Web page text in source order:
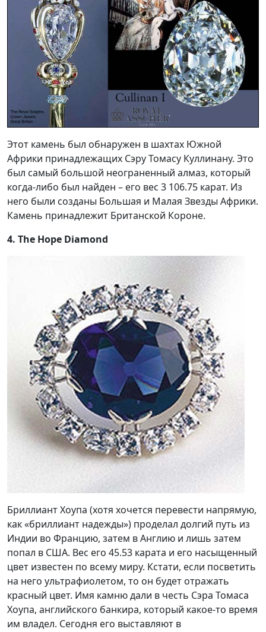
Этот камень был обнаружен в шахтах Южной
Африки принадлежащих Сэру Томасу Куллинану. Это
был самый большой неограненный алмаз, который
когда-либо был найден – его вес 3 106.75 карат. Из
него были созданы Большая и Малая Звезды Африки.
Камень принадлежит Британской Короне.
4. The Hope Diamond
Бриллиант Хоупа (хотя хочется перевести напрямую,
как «бриллиант надежды») проделал долгий путь из
Индии во Францию, затем в Англию и лишь затем
попал в США. Вес его 45.53 карата и его насыщенный
цвет известен по всему миру. Кстати, если посветить
на него ультрафиолетом, то он будет отражать
красный цвет. Имя камню дали в честь Сэра Томаса
Хоупа, английского банкира, который какое-то время
им владел. Сегодня его выставляют в